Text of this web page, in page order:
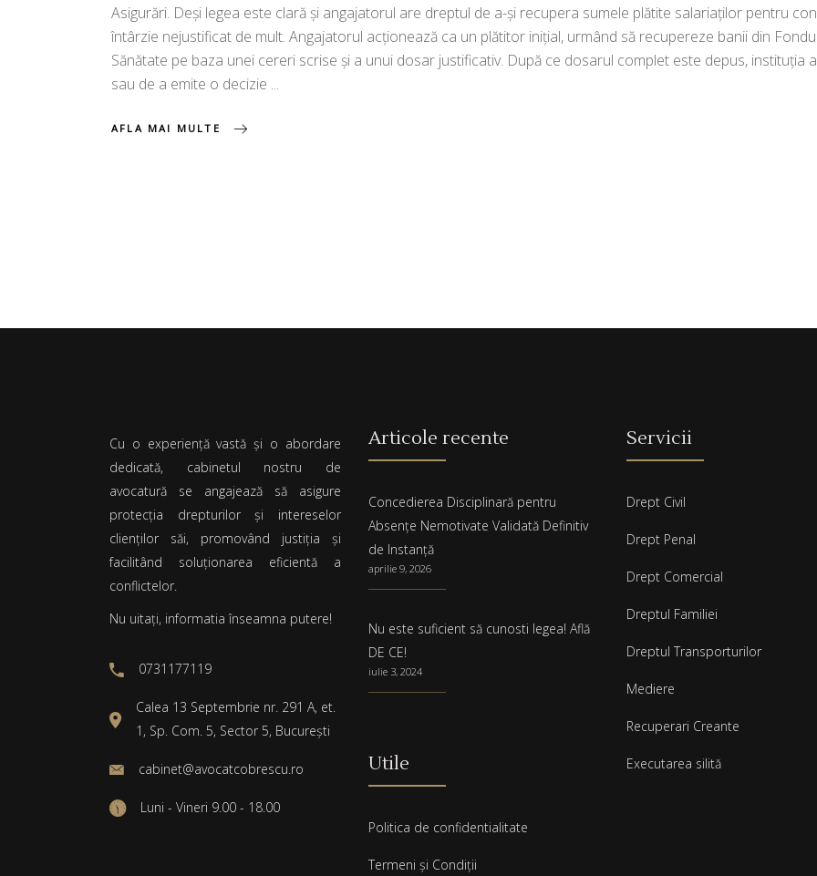
Asigurări. Deși legea este clară și angajatorul are dreptul de a-și recupera sumele plătite salariaților pentru
întârzie nejustificat de mult. Angajatorul acționează ca un plătitor inițial, urmând să recupereze banii din
Sănătate pe baza unei cereri scrise și a unui dosar justificativ. După ce dosarul complet este depus, instituția
sau de a emite o decizie
AFLA MAI MULTE
Cu o experiență vastă și o abordare
dedicată, cabinetul nostru de
avocatură se angajează să asigure
protecția drepturilor și intereselor
clienților săi, promovând justiția și
facilitând soluționarea eficientă a
conflictelor.
Nu uitați, informatia înseamna putere!
0731177119
Calea 13 Septembrie nr. 291 A, et.
1, Sp. Com. 5, Sector 5, București
cabinet@avocatcobrescu.ro
Luni - Vineri 9.00 - 18.00
Articole recente
Concedierea Disciplinară pentru
Absențe Nemotivate Validată Definitiv
de Instanță
aprilie 9, 2026
Nu este suficient să cunosti legea! Află
DE CE!
iulie 3, 2024
Utile
Politica de confidentialitate
Termeni și Condiții
Servicii
Drept Civil
Drept Penal
Drept Comercial
Dreptul Familiei
Dreptul Transporturilor
Mediere
Recuperari Creante
Executarea silită